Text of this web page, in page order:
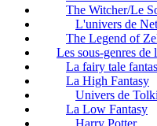
The Witcher/Le
L'univers de
The Legend of
Les sous-genres de
La fairy tale
La High Fantasy
Univers de
La Low Fantasy
Harry Potter